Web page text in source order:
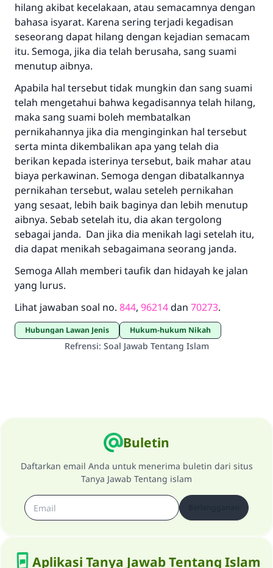
hilang akibat kecelakaan, atau semacamnya dengan
bahasa isyarat. Karena sering terjadi kegadisan
seseorang dapat hilang dengan kejadian semacam
itu. Semoga, jika dia telah berusaha, sang suami
menutup aibnya.
Apabila hal tersebut tidak mungkin dan sang suami
telah mengetahui bahwa kegadisannya telah hilang,
maka sang suami boleh membatalkan
pernikahannya jika dia menginginkan hal tersebut
serta minta dikembalikan apa yang telah dia
berikan kepada isterinya tersebut, baik mahar atau
biaya perkawinan. Semoga dengan dibatalkannya
pernikahan tersebut, walau seteleh pernikahan
yang sesaat, lebih baik baginya dan lebih menutup
aibnya. Sebab setelah itu, dia akan tergolong
sebagai janda. Dan jika dia menikah lagi setelah itu,
dia dapat menikah sebagaimana seorang janda.
Semoga Allah memberi taufik dan hidayah ke jalan
yang lurus.
Lihat jawaban soal no. 844, 96214dan 70273.
Hubungan Lawan Jenis Hukum-hukum Nikah
Refrensi: Soal Jawab Tentang Islam
Buletin
Daftarkan email Anda untuk menerima buletin dari situs
Tanya Jawab Tentang islam
Aplikasi Tanya Jawab Tentang Islam